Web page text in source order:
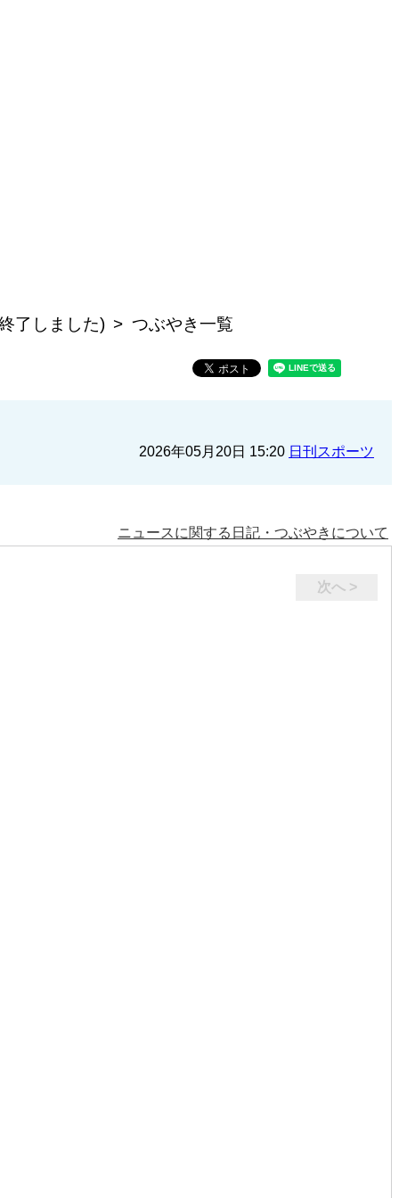
了しました) つぶやき一覧
2026年05月20日 15:20 日刊スポーツ
ニュースに関する日記・つぶやきについて
次へ >